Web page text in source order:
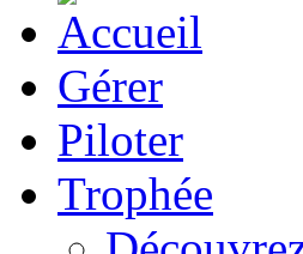
Gérer
Piloter
Trophée